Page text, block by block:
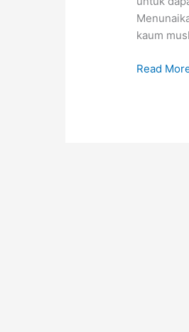
kaum
Read